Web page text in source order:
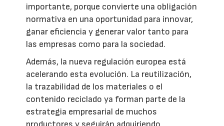
importante, porque convierte una obligación
normativa en una oportunidad para innovar,
ganar eficiencia y generar valor tanto para
las empresas como para la sociedad.
Además, la nueva regulación europea está
acelerando esta evolución. La reutilización,
la trazabilidad de los materiales o el
contenido reciclado ya forman parte de la
estrategia empresarial de muchos